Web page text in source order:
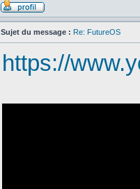
Sujet du message : Re: FutureOS
https://